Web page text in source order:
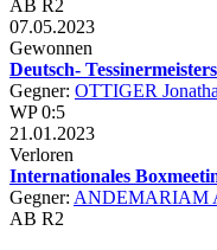
AB R2
07.05.2023
Gewonnen
Deutsch-
Gegner: OTTIGER
WP 0:5
21.01.2023
Verloren
Internationales
Gegner: ANDEMARIAM
AB R2